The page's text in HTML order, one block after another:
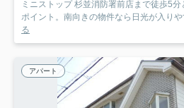
ミニストップ 杉並消防署前店まで徒歩5
ポイント。南向きの物件なら日光が入り
る
アパート